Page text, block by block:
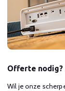
Offerte nodig?
Wil je onze